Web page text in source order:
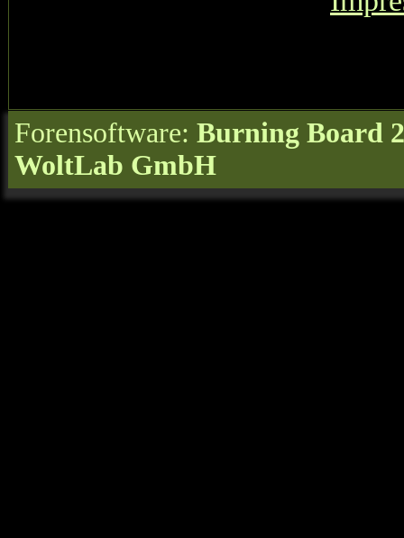
Forensoftware: Burning Board
WoltLab GmbH